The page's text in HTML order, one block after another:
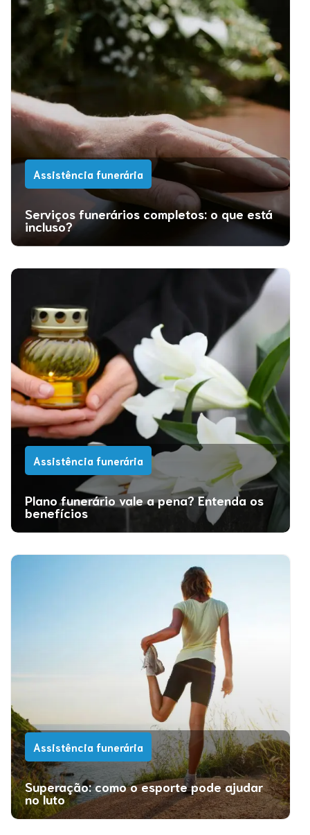
Assistência funerária
Serviços funerários completos: o que está
incluso?
Assistência funerária
Plano funerário vale a pena? Entenda os
benefícios
Assistência funerária
Superação: como o esporte pode ajudar
no luto